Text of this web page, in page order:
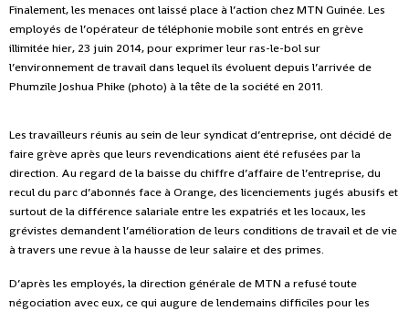
Finalement, les menaces ont laissé place à l’action chez MTN Guinée. Les
employés de l’opérateur de téléphonie mobile sont entrés en grève
illimitée hier, 23 juin 2014, pour exprimer leur ras-le-bol sur
l’environnement de travail dans lequel ils évoluent depuis l’arrivée de
Phumzile Joshua Phike (photo) à la tête de la société en 2011.
Les travailleurs réunis au sein de leur syndicat d’entreprise, ont décidé de
faire grève après que leurs revendications aient été refusées par la
direction. Au regard de la baisse du chiffre d’affaire de l’entreprise, du
recul du parc d’abonnés face à Orange, des licenciements jugés abusifs et
surtout de la différence salariale entre les expatriés et les locaux, les
grévistes demandent l’amélioration de leurs conditions de travail et de vie
à travers une revue à la hausse de leur salaire et des primes.
D’après les employés, la direction générale de MTN a refusé toute
négociation avec eux, ce qui augure de lendemains difficiles pour les